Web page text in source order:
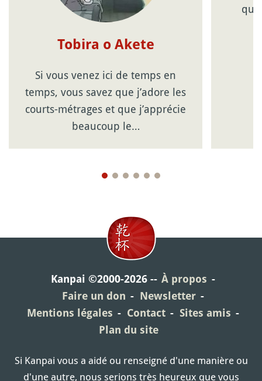
Tobira o Akete
Si vous venez ici de temps en
temps, vous savez que j’adore les
courts-métrages et que j’apprécie
beaucoup le…
Kanpai ©2000-2026
À propos
Faire un don
Newsletter
Mentions légales
Contact
Sites amis
Plan du site
Si Kanpai vous a aidé ou renseigné d'une manière ou
d'une autre, nous serions très heureux que vous